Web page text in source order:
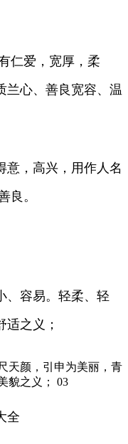
仁爱，宽厚，柔
兰心、善良宽容、温
意，高兴，用作人名
良。
容易。轻柔、轻
之义；
天颜，引申为美丽，青
貌之义； 03
全